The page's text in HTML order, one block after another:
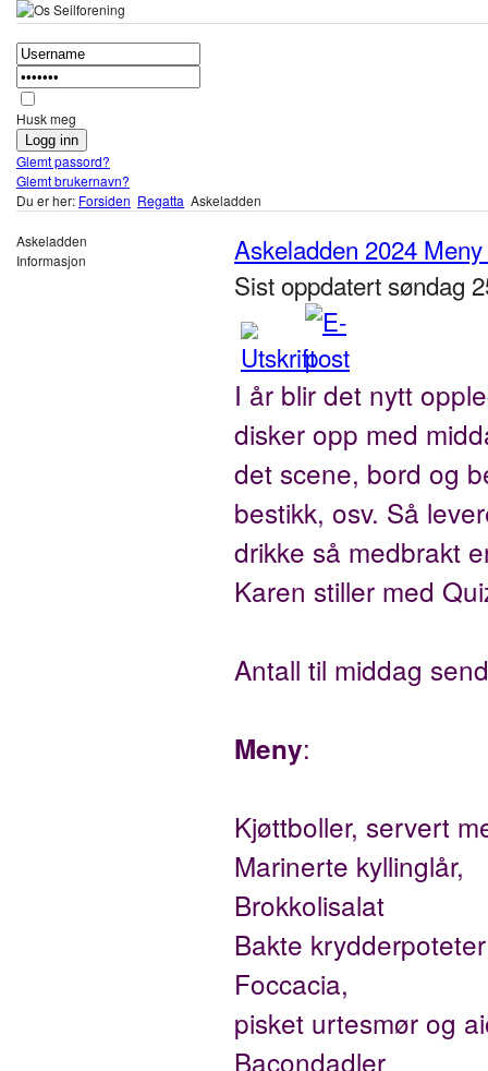
Husk meg
Glemt passord?
Glemt brukernavn?
Du er her: Forsiden Regatta Askeladden
Askeladden
Informasjon
Askeladden 2024
Sist oppdatert søndag
I år blir det nytt
disker opp med
det scene, bord og
bestikk, osv. Så
drikke så medbrakt
Karen stiller med
Antall til middag
Meny:
Kjøttboller, servert
Marinerte kyllinglår,
Brokkolisalat
Bakte krydderpoteter
Foccacia,
pisket urtesmør og
Bacondadler